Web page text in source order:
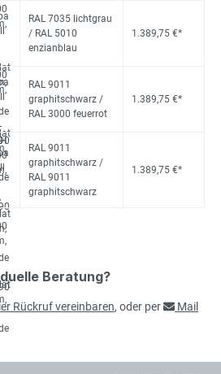
RAL 7035 lichtgrau
/ RAL 5010
enzianblau
1.389,75 €*
RAL 9011
graphitschwarz /
RAL 3000 feuerrot
1.389,75 €*
RAL 9011
graphitschwarz /
RAL 9011
graphitschwarz
1.389,75 €*
Beratung?
Rückruf vereinbaren, oder per
Mail